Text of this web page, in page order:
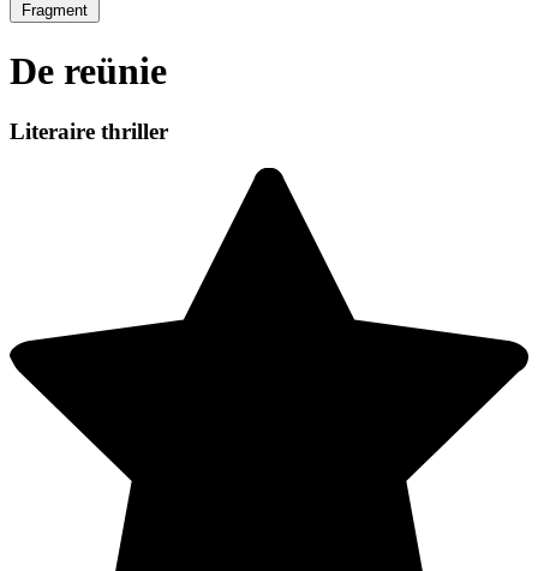
Fragment
De reünie
Literaire thriller